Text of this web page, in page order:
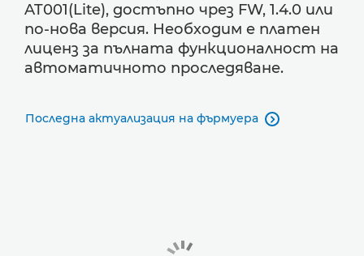
AT001(Lite), достъпно чрез FW, 1.4.0 или
по-нова версия. Необходим е платен
лиценз за пълната функционалност на
автоматичното проследяване.
Последна актуализация на фърмуера 